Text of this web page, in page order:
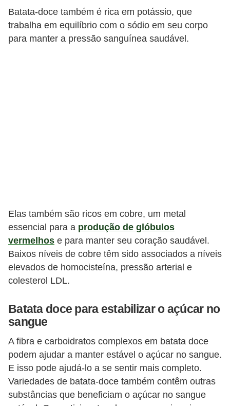
Batata-doce também é rica em potássio, que
trabalha em equilíbrio com o sódio em seu corpo
para manter a pressão sanguínea saudável.
Elas também são ricos em cobre, um metal
essencial para a produção de glóbulos
vermelhos e para manter seu coração saudável.
Baixos níveis de cobre têm sido associados a níveis
elevados de homocisteína, pressão arterial e
colesterol LDL.
Batata doce para estabilizar o açúcar no
sangue
A fibra e carboidratos complexos em batata doce
podem ajudar a manter estável o açúcar no sangue.
E isso pode ajudá-lo a se sentir mais completo.
Variedades de batata-doce também contêm outras
substâncias que beneficiam o açúcar no sangue